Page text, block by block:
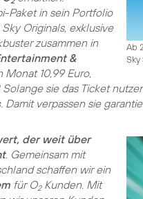
Ab
Sky
Paket in sein Portfolio
Originals, exklusive
zusammen in
&
10,99 Euro,
Solange sie das Ticket
. Damit verpassen sie
der weit über
. Gemeinsam mit
schaffen wir ein
für O2Kunden. Mit